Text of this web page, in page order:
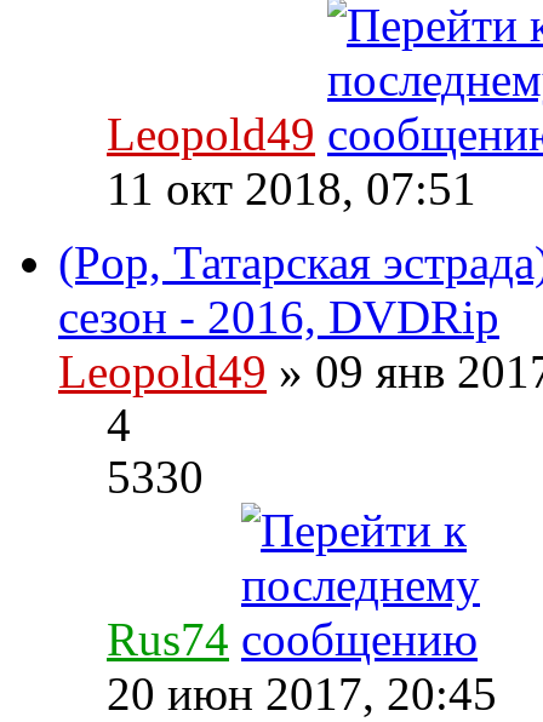
Leopold49
11 окт 2018, 07:51
(Pop, Татарская
сезон - 2016, DVDRip
Leopold49 » 09 янв
4
5330
Rus74
20 июн 2017, 20:45